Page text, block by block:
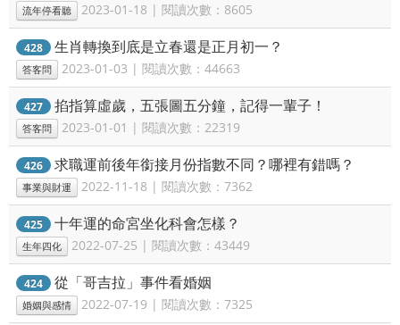
流年停看聽 2023-01-18 | 閱讀次數：8605
428 生肖轉換到底是立春還是正月初一？
答客問 2023-01-03 | 閱讀次數：44663
427 掐指算虛歲，五張圖五分鐘，記得一輩子！
答客問 2023-01-01 | 閱讀次數：22319
426 求職運前後年銜接月份指數不同？哪裡有錯嗎？
事業與財運 2022-11-18 | 閱讀次數：7362
425 十年運的命宮坐化科會怎樣？
生年四化 2022-07-25 | 閱讀次數：43449
424 從「哥吉拉」事件看婚姻
婚姻與感情 2022-07-19 | 閱讀次數：7325